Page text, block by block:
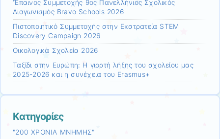
‘Έπαινος Συμμετοχής 9ος Πανελλήνιος Σχολικός
Διαγωνισμός Bravo Schools 2026
Πιστοποιητικό Συμμετοχής στην Εκστρατεία STEM
Discovery Campaign 2026
Οικολογικά Σχολεία 2026
Ταξίδι στην Ευρώπη: Η γιορτή λήξης του σχολείου μας
2025-2026 και η συνέχεια του Erasmus+
Kατηγορίες
"200 ΧΡΟΝΙΑ ΜΝΗΜΗΣ"